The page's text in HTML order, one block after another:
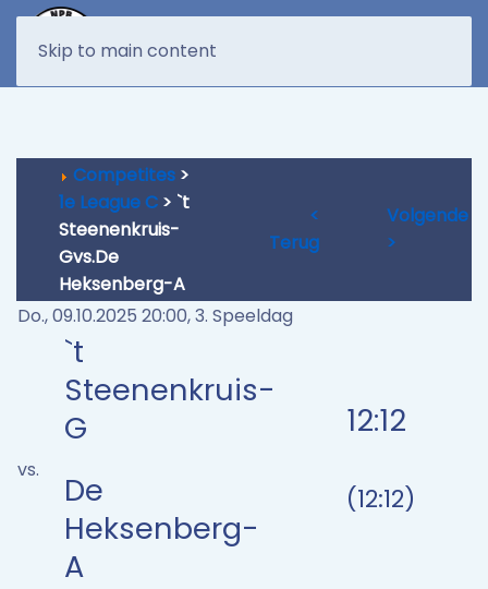
Skip to main content
Competites >
1e League C > `t
Steenenkruis-
Gvs.De
Heksenberg-A
<
Terug
Volgende
>
Do., 09.10.2025 20:00, 3. Speeldag
vs.
`t
Steenenkruis-
G
De
Heksenberg-
A
12:12
(12:12)